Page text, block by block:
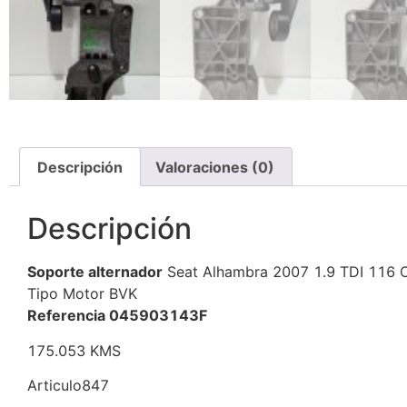
Descripción Valoraciones (0)
Descripción
Soporte alternador Seat Alhambra 2007 1.9 TDI 116
Tipo Motor BVK
Referencia 045903143F
175.053 KMS
Articulo847